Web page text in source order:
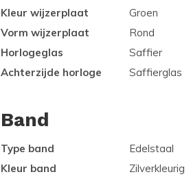
Kleur wijzerplaat
Groen
Vorm wijzerplaat
Rond
Horlogeglas
Saffier
Achterzijde horloge
Saffierglas
Band
Type band
Edelstaal
Kleur band
Zilverkleurig